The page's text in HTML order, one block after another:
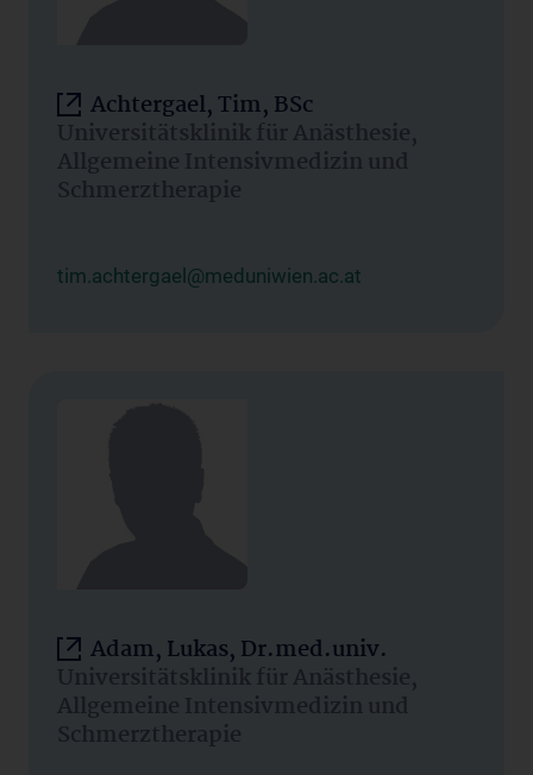
Achtergael, Tim, BSc
Universitätsklinik für Anästhesie,
Allgemeine Intensivmedizin und
Schmerztherapie
tim.achtergael@meduniwien.ac.at
Adam, Lukas, Dr.med.univ.
Universitätsklinik für Anästhesie,
Allgemeine Intensivmedizin und
Schmerztherapie